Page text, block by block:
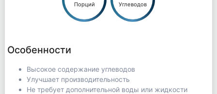
Порций Углеводов
Особенности
Высокое содержание углеводов
Улучшает производительность
Не требует дополнительной воды или жидкости